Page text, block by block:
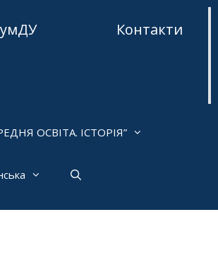
Контакти
ОСВІТА. ІСТОРІЯ”